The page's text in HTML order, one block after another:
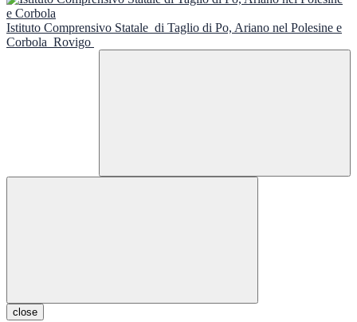
Istituto Comprensivo Statale di Taglio di Po, Ariano nel Polesine e
Corbola Rovigo
close